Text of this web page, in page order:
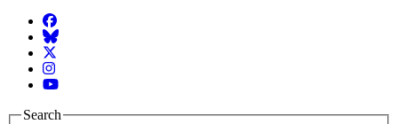
Facebook
BlueSky
Twitter
Instagram
YouTube
Search